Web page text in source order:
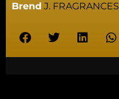
Brend J. FRAGRANCES